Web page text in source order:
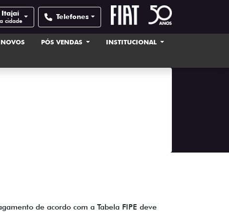
Itajaí
cidade Telefones
PÓS VENDAS INSTITUCIONAL
de acordo com a Tabela FIPE deve